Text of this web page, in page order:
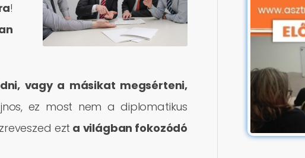
!
vagy a másikat megsérteni,
ez most nem a diplomatikus
ezt a világban fokozódó